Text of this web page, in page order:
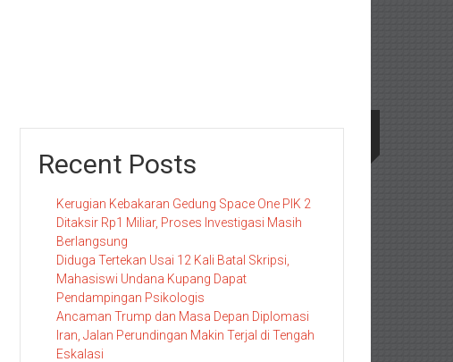
Recent Posts
Kerugian Kebakaran Gedung Space One PIK 2
Ditaksir Rp1 Miliar, Proses Investigasi Masih
Berlangsung
Diduga Tertekan Usai 12 Kali Batal Skripsi,
Mahasiswi Undana Kupang Dapat
Pendampingan Psikologis
Ancaman Trump dan Masa Depan Diplomasi
Iran, Jalan Perundingan Makin Terjal di Tengah
Eskalasi